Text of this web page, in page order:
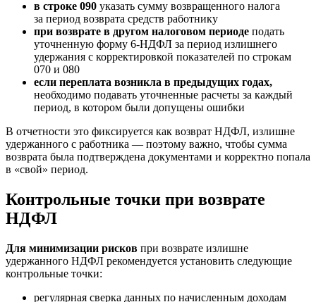
в строке 090 указать сумму возвращенного налога
за период возврата средств работнику
при возврате в другом налоговом периоде подать
уточненную форму 6-НДФЛ за период излишнего
удержания с корректировкой показателей по строкам
070 и 080
если переплата возникла в предыдущих годах,
необходимо подавать уточненные расчеты за каждый
период, в котором были допущены ошибки
В отчетности это фиксируется как возврат НДФЛ, излишне
удержанного с работника — поэтому важно, чтобы сумма
возврата была подтверждена документами и корректно попала
в «свой» период.
Контрольные точки при возврате
НДФЛ
Для минимизации рисков при возврате излишне
удержанного НДФЛ рекомендуется установить следующие
контрольные точки:
регулярная сверка данных по начисленным доходам